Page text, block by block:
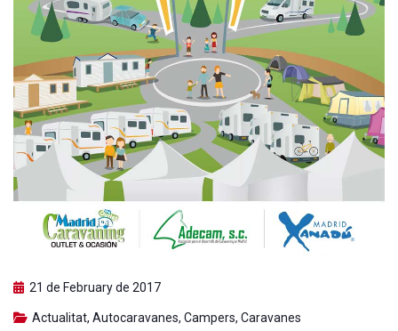
21 de February de 2017
Actualitat, Autocaravanes, Campers, Caravanes